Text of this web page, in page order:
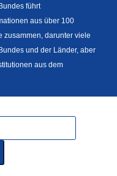
führt
aus über 100
zusammen, darunter viele
und der Länder, aber
aus dem